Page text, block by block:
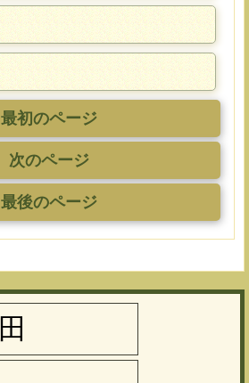
最初のページ
次のページ
最後のページ